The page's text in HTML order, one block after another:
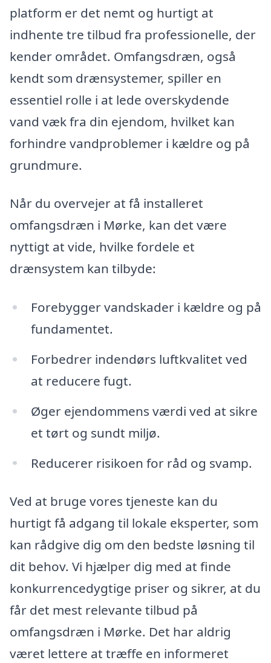
platform er det nemt og hurtigt at
indhente tre tilbud fra professionelle, der
kender området. Omfangsdræn, også
kendt som drænsystemer, spiller en
essentiel rolle i at lede overskydende
vand væk fra din ejendom, hvilket kan
forhindre vandproblemer i kældre og på
grundmure.
Når du overvejer at få installeret
omfangsdræn i Mørke, kan det være
nyttigt at vide, hvilke fordele et
drænsystem kan tilbyde:
Forebygger vandskader i kældre og på
fundamentet.
Forbedrer indendørs luftkvalitet ved
at reducere fugt.
Øger ejendommens værdi ved at sikre
et tørt og sundt miljø.
Reducerer risikoen for råd og svamp.
Ved at bruge vores tjeneste kan du
hurtigt få adgang til lokale eksperter, som
kan rådgive dig om den bedste løsning til
dit behov. Vi hjælper dig med at finde
konkurrencedygtige priser og sikrer, at du
får det mest relevante tilbud på
omfangsdræn i Mørke. Det har aldrig
været lettere at træffe en informeret